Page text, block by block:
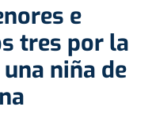
e
tres por la
niña de